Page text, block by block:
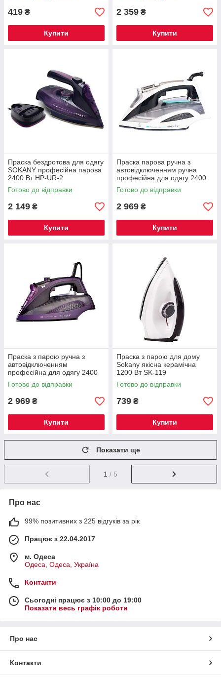
419 ₴
Купити
2 359 ₴
Купити
Праска бездротова для одягу
SOKANY професійна парова
2400 Вт HP-UR-2
Готово до відправки
2 149 ₴
Купити
Праска парова ручна з
автовідключенням ручна
професійна для одягу 2400
Вт Sokany SK-11030
Готово до відправки
2 969 ₴
Купити
Праска з парою ручна з
автовідключенням
професійна для одягу 2400
Вт Sokany SK-11031
Готово до відправки
2 969 ₴
Купити
Праска з парою для дому
Sokany якісна керамічна
1200 Вт SK-119
Готово до відправки
739 ₴
Купити
Показати ще
1 / 5
Про нас
99% позитивних з 225 відгуків за рік
Працює з 22.04.2017
м. Одеса
Одеса, Одеса, Україна
Контакти
Сьогодні працює з 10:00 до 19:00
Показати весь графік роботи
Про нас
Контакти